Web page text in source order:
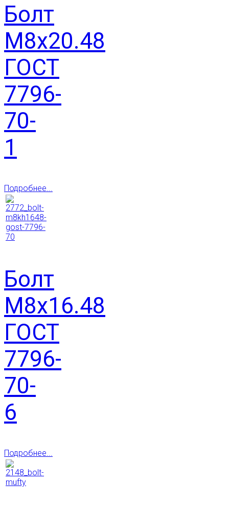
Болт
М8х20.48
ГОСТ
7796-
70-
1
Подробнее...
Болт
М8х16.48
ГОСТ
7796-
70-
6
Подробнее...